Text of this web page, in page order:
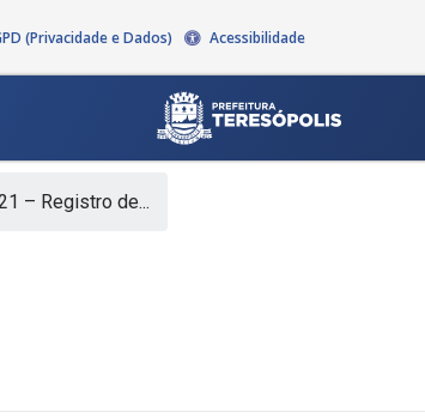
(Privacidade e Dados) Acessibilidade
– Registro de...